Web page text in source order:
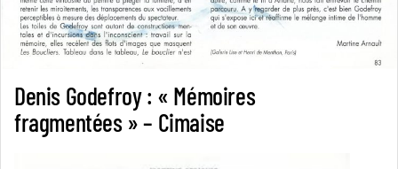
Denis Godefroy : « Mémoires
fragmentées » – Cimaise